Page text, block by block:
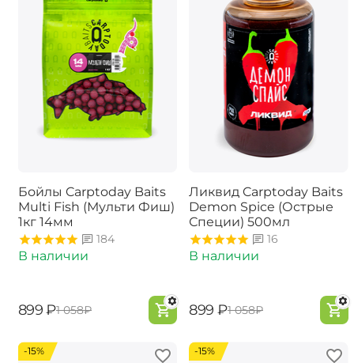
Бойлы Carptoday Baits
Multi Fish (Мульти Фиш)
1кг 14мм
184
В наличии
‍899‍ ₽‍1 058‍₽
Ликвид Carptoday Baits
Demon Spice (Острые
Специи) 500мл
16
В наличии
‍899‍ ₽‍1 058‍₽
-15% -15%